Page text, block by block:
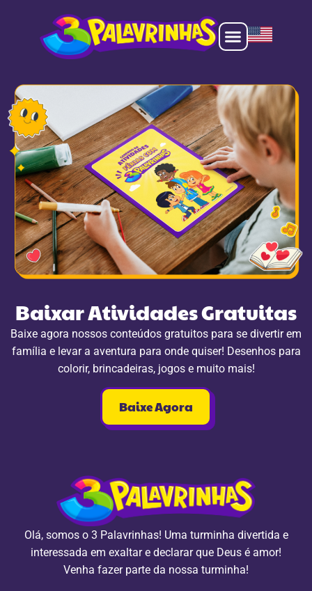
Baixar Atividades Gratuitas
Baixe agora nossos conteúdos gratuitos para se divertir em
família e levar a aventura para onde quiser! Desenhos para
colorir, brincadeiras, jogos e muito mais!
Baixe Agora
Olá, somos o 3 Palavrinhas! Uma turminha divertida e
interessada em exaltar e declarar que Deus é amor!
Venha fazer parte da nossa turminha!